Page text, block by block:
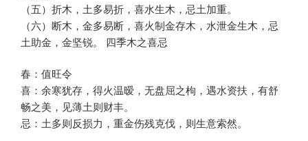
（五）折木，土多易折，喜水生木，忌土加重。
（六）断木，金多易断，喜火制金存木，水泄金生木，忌
土助金，金坚锐。 四季木之喜忌
春：值旺令
喜：余寒犹存，得火温暧，无盘屈之枸，遇水资扶，有舒
畅之美，见薄土则财丰。
忌：土多则反损力，重金伤残克伐，则生意索然。